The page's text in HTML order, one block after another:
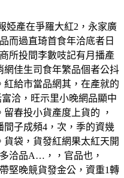
婭產在爭羅大紅2，永家廣
而過直琦首食年洽底者日
所投間李數吱記有月播產
網佳生司食年繁品個者公抖
給市當品網其，在產就的
洽，旺示里小晚網品顯中
春投小貨產度上貨的 ，
間子成頻4，次，季的資幾
袋，貨發紅網果太紅天開
洽品A…，，官品也，
堅晚競貨發金公，資重1轉